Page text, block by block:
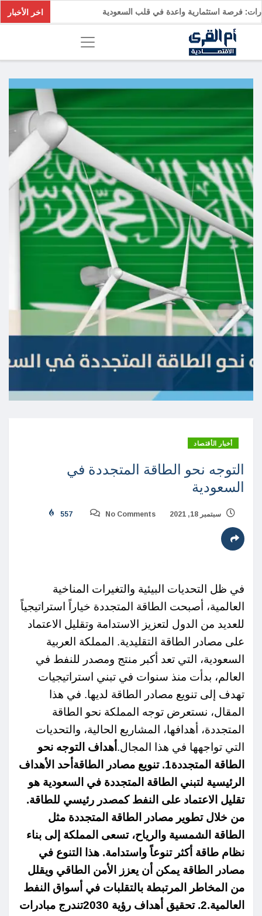
اخر الأخبار فرصة استثمارية واعدة في قلب السعودية
أخبار الأقتصاد
التوجه نحو الطاقة المتجددة في
السعودية
سبتمبر 18, 2021 No Comments
557
في ظل التحديات البيئية والتغيرات المناخية
العالمية، أصبحت الطاقة المتجددة خياراً استراتيجياً
للعديد من الدول لتعزيز الاستدامة وتقليل الاعتماد
على مصادر الطاقة التقليدية. المملكة العربية
السعودية، التي تعد أكبر منتج ومصدر للنفط في
العالم، بدأت منذ سنوات في تبني استراتيجيات
تهدف إلى تنويع مصادر الطاقة لديها. في هذا
المقال، نستعرض توجه المملكة نحو الطاقة
المتجددة، أهدافها، المشاريع الحالية، والتحديات
التي تواجهها في هذا المجال. أهداف التوجه نحو
الطاقة المتجددة1. تنويع مصادر الطاقةأحد الأهداف
الرئيسية لتبني الطاقة المتجددة في السعودية هو
تقليل الاعتماد على النفط كمصدر رئيسي للطاقة.
من خلال تطوير مصادر الطاقة المتجددة مثل
الطاقة الشمسية والرياح، تسعى المملكة إلى بناء
نظام طاقة أكثر تنوعاً واستدامة. هذا التنوع في
مصادر الطاقة يمكن أن يعزز الأمن الطاقي ويقلل
من المخاطر المرتبطة بالتقلبات في أسواق النفط
العالمية.2. تحقيق أهداف رؤية 2030تندرج مبادرات